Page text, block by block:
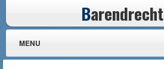
Barendrecht
MENU